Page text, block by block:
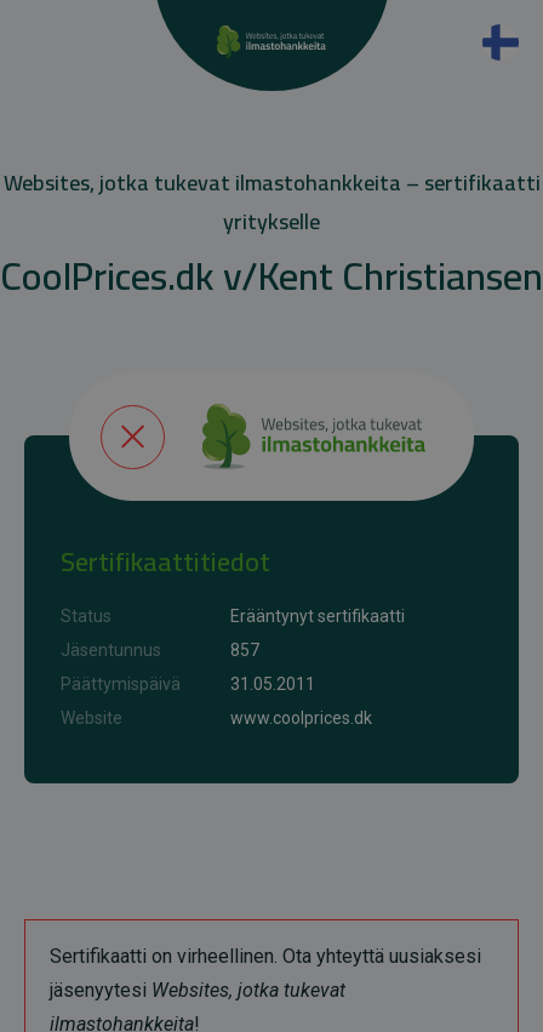
Websites, jotka tukevat ilmastohankkeita – sertifikaatti
yritykselle
CoolPrices.dk v/Kent Christiansen
Sertifikaattitiedot
Status
Erääntynyt sertifikaatti
Jäsentunnus
857
Päättymispäivä
31.05.2011
Website
www.coolprices.dk
Sertifikaatti on virheellinen. Ota yhteyttä uusiaksesi
jäsenyytesi Websites, jotka tukevat
ilmastohankkeita!